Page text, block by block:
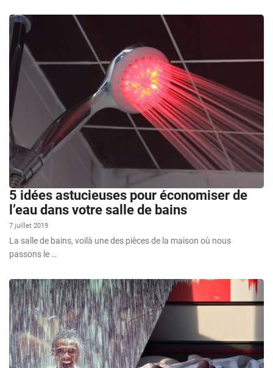
5 idées astucieuses pour économiser de
l’eau dans votre salle de bains
7 juillet 2019
La salle de bains, voilà une des pièces de la maison où nous
passons le …